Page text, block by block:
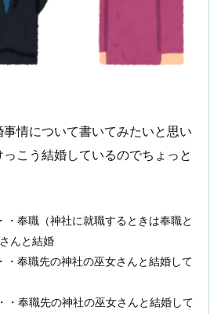
情について書いてみたいと思い
こう結婚しているのでちょっと
・奉職（神社に就職するときは奉職と
んと結婚
・奉職先の神社の巫女さんと結婚して
・奉職先の神社の巫女さんと結婚して